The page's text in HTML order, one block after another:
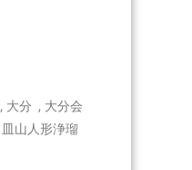
, 大分 , 大分会
皿山人形浄瑠